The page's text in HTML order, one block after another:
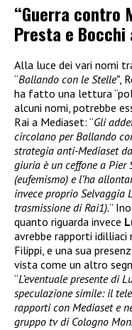
“Guerra contro
Presta e
Alla luce dei vari nomi
“Ballando con le Stelle”,
ha fatto una lettura
alcuni nomi, potrebbe
Rai a Mediaset: “Gli
circolano per Ballando
strategia anti-Mediaset
giuria è un ceffone a Pier
(eufemismo) e l’ha
invece proprio Selvaggia
trasmissione di Rai1).”
quanto riguarda invece
avrebbe rapporti idilliaci
Filippi, e una sua
vista come un altro
“L’eventuale presente di
speculazione simile: il
rapporti con Mediaset e
gruppo tv di Cologno